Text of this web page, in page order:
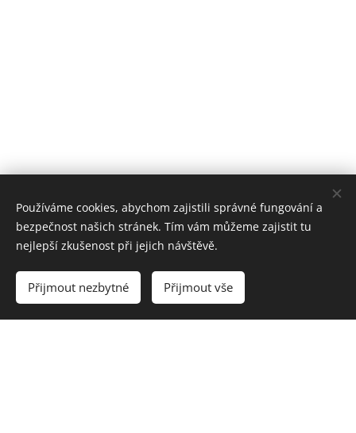
Používáme cookies, abychom zajistili správné fungování a
bezpečnost našich stránek. Tím vám můžeme zajistit tu
nejlepší zkušenost při jejich návštěvě.
Přijmout nezbytné Přijmout vše